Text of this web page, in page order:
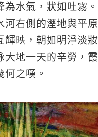
水氣，狀如吐霧
右側的溼地與平
映，朝如明淨淡
地一天的辛勞，
之嘆。